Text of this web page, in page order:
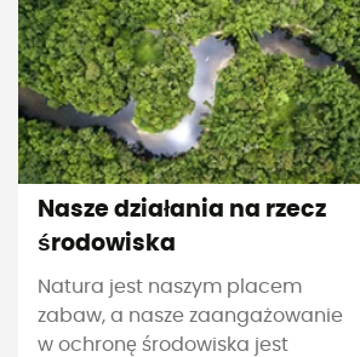
Nasze działania na rzecz
środowiska
Natura jest naszym placem
zabaw, a nasze zaangażowanie
w ochronę środowiska jest